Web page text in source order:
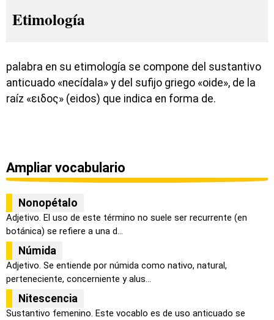
Etimología
palabra en su etimología se compone del sustantivo
anticuado «necídala» y del sufijo griego «oide», de la
raíz «ειδος» (eidos) que indica en forma de.
Ampliar vocabulario
Nonopétalo
Adjetivo. El uso de este término no suele ser recurrente (en
botánica) se refiere a una d...
Númida
Adjetivo. Se entiende por númida como nativo, natural,
perteneciente, concerniente y alus...
Nitescencia
Sustantivo femenino. Este vocablo es de uso anticuado se